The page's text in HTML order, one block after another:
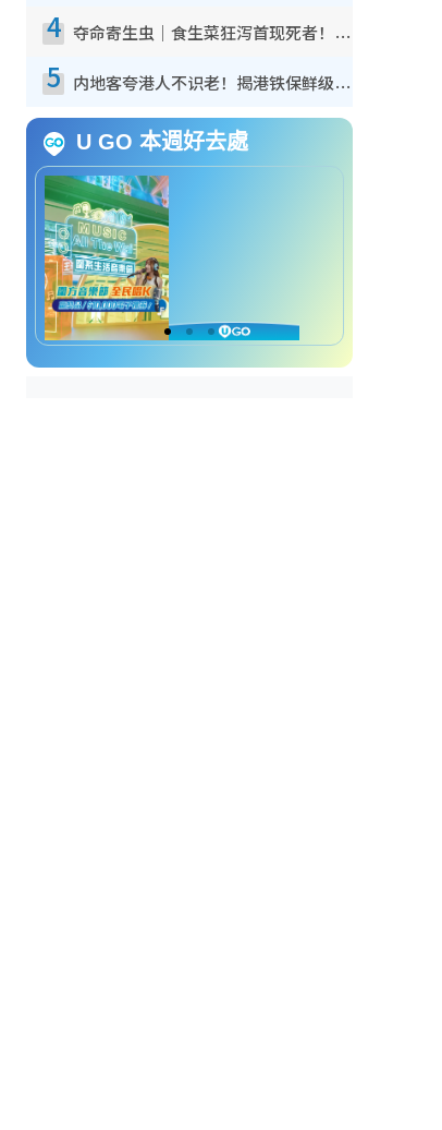
4 夺命寄生虫｜食生菜狂泻首现死者！疫潮恶化录1.8万宗病例 揭洗菜3大谬误
5 内地客夸港人不识老！揭港铁保鲜级冷气 港人求放过：别投诉
U GO 本週好去處